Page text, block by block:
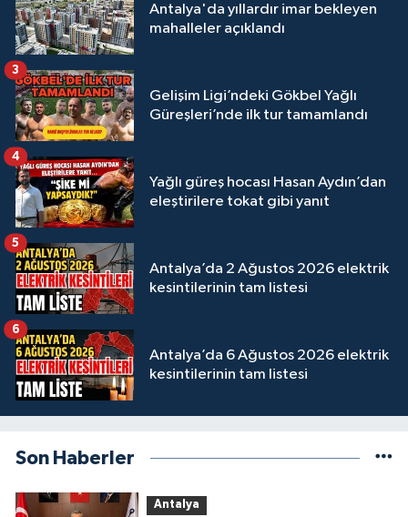
Antalya'da yıllardır imar bekleyen
mahalleler açıklandı
Gelişim Ligi’ndeki Gökbel Yağlı
Güreşleri’nde ilk tur tamamlandı
3
Yağlı güreş hocası Hasan Aydın’dan
eleştirilere tokat gibi yanıt
4
Antalya’da 2 Ağustos 2026 elektrik
kesintilerinin tam listesi
5
Antalya’da 6 Ağustos 2026 elektrik
kesintilerinin tam listesi
6
Son Haberler
Antalya